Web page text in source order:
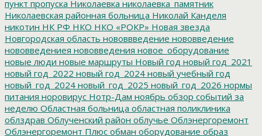
пункт пропуска Николаевка николаевка_памятник
Николаевская районная больница Николай Канделя
никотин НК РФ НКО НКО «РОКР» Новая звезда
Новгородская область нововвведение нововведение
нововведениея нововведения новое_оборудование
новые люди новые маршруты Новый год новый год_2021
новый год_2022 новый год_2024 новый учебный год
новый_год_2024 новый_год_2025 новый_год_2026 нормы
питания норовирус Нотр-Дам ноябрь обзор событий за
неделю Областная больница областная поликлиника
облздрав Облученский район облучье Облэнергоремонт
Облэнергоремонт Плюс обман оборудование образ